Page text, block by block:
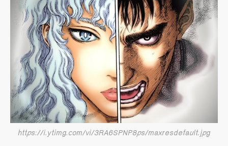
https://i.ytimg.com/vi/3RA6SPNP8ps/maxresdefault.jpg